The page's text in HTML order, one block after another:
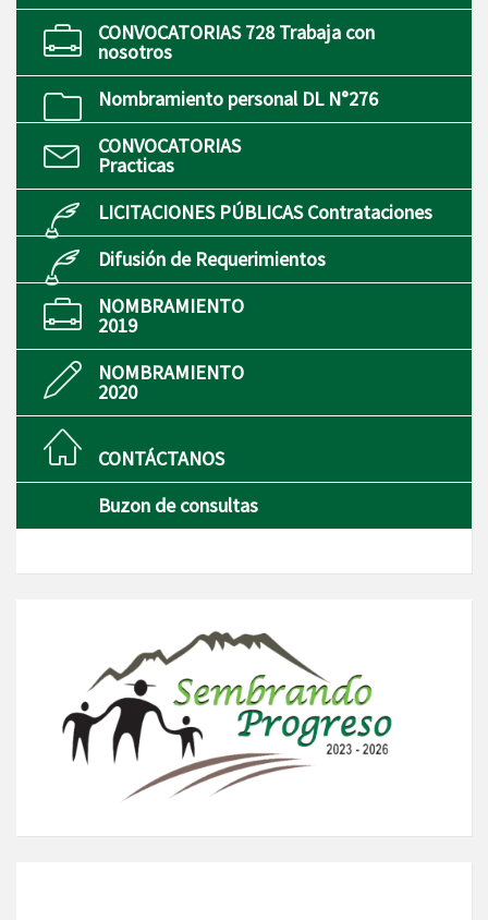
CONVOCATORIAS 728 Trabaja con
nosotros
Nombramiento personal DL N°276
CONVOCATORIAS
Practicas
LICITACIONES PÚBLICAS Contrataciones
Difusión de Requerimientos
NOMBRAMIENTO
2019
NOMBRAMIENTO
2020
CONTÁCTANOS
Buzon de consultas